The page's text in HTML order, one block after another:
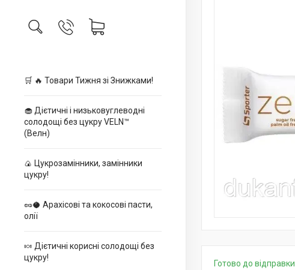
🛒 🔥 Товари Тижня зі Знижками!
🧁 Дієтичні і низьковуглеводні
солодощі без цукру VELN™
(Велн)
🍙 Цукрозамінники, замінники
цукру!
🥜🥥 Арахісові та кокосові пасти,
олії
🍬 Дієтичні корисні солодощі без
цукру!
Готово до відправки